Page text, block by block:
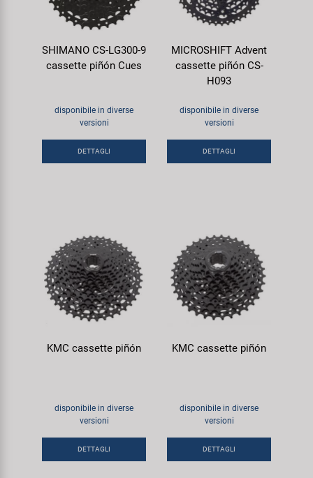
SHIMANO CS-LG300-9
cassette piñón Cues
disponibile in diverse
versioni
DETTAGLI
MICROSHIFT Advent
cassette piñón CS-
H093
disponibile in diverse
versioni
DETTAGLI
KMC cassette piñón
disponibile in diverse
versioni
DETTAGLI
KMC cassette piñón
disponibile in diverse
versioni
DETTAGLI